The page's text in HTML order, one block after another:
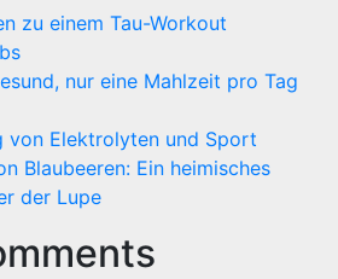
zu einem Tau-Workout
nur eine Mahlzeit pro Tag
von Elektrolyten und Sport
Blaubeeren: Ein heimisches
der Lupe